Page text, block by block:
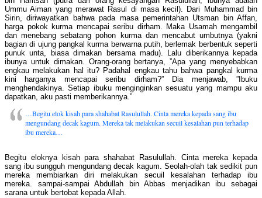
Ummu Aiman yang merawat Rasul di masa kecil). Dari Muhammad bin
Sirin, diriwayatkan bahwa pada masa pemerintahan Utsman bin Affan,
harga pokok kurma mencapai seribu dirham. Maka Usamah mengambil
dan menebang sebatang pohon kurma dan mencabut umbutnya (yakni
bagian di ujung pangkal kurma berwarna putih, berlemak berbentuk seperti
punuk unta, biasa dimakan bersama madu). Lalu diberikannya kepada
ibunya untuk dimakan. Orang-orang bertanya, ”Apa yang menyebabkan
engkau melakukan hal itu? Padahal engkau tahu bahwa pangkal kurma
kini harganya mencapai seribu dirham?” Dia menjawab, ”Ibuku
menghendakinya. Setiap ibuku menginginkan sesuatu yang mampu aku
dapatkan, aku pasti memberikannya.”
…Begitu elok kisah para shahabat Rasulullah. Cinta mereka kepada sang ibu
mengundang decak kagum. Mereka tak melakukan secuil kesalahan pun terhadap
ibu mereka…
Begitu eloknya kisah para shahabat Rasulullah. Cinta mereka kepada
sang ibu sungguh mengundang decak kagum. Seolah-olah tak sedikit pun
mereka membiarkan diri melakukan secuil kesalahan terhadap ibu
mereka. sampai-sampai Abdullah bin Abbas menjadikan ibu sebagai
sarana untuk bertobat kepada Allah.